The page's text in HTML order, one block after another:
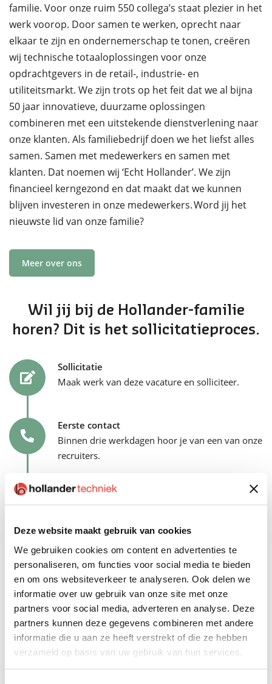
Deze website maakt gebruik van cookies
We gebruiken cookies om content en advertenties te
personaliseren, om functies voor social media te bieden
en om ons websiteverkeer te analyseren. Ook delen we
informatie over uw gebruik van onze site met onze
partners voor social media, adverteren en analyse. Deze
partners kunnen deze gegevens combineren met andere
informatie die u aan ze heeft verstrekt of die ze hebben
verzameld op basis van uw gebruik van hun services.
familie. Voor onze ruim 550 collega’s staat plezier in het
werk voorop. Door samen te werken, oprecht naar
elkaar te zijn en ondernemerschap te tonen, creëren
wij technische totaaloplossingen voor onze
opdrachtgevers in de retail-, industrie- en
utiliteitsmarkt. We zijn trots op het feit dat we al bijna
50 jaar innovatieve, duurzame oplossingen
combineren met een uitstekende dienstverlening naar
onze klanten. Als familiebedrijf doen we het liefst alles
samen. Samen met medewerkers en samen met
klanten. Dat noemen wij ‘Echt Hollander’. We zijn
financieel kerngezond en dat maakt dat we kunnen
blijven investeren in onze medewerkers. Word jij het
nieuwste lid van onze familie?
Meer over ons
Wil jij bij de Hollander-familie
horen? Dit is het sollicitatieproces.
Sollicitatie
Maak werk van deze vacature en solliciteer.
Eerste contact
Binnen drie werkdagen hoor je van een van onze
recruiters.
recruiter en jouw toekomstige teamcoach.
Tweede gesprek
Tijdens het tweede gesprek ontmoet je jouw
toekomstige collega’s: een P&O-adviseur en een
van je teamleden.
Meeloopdag